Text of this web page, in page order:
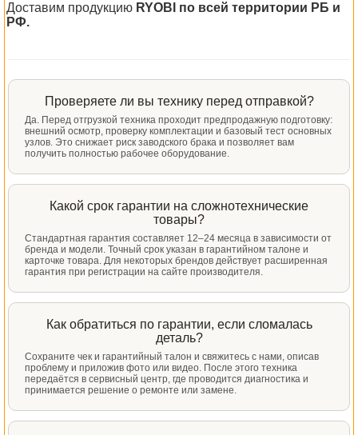
Доставим продукцию RYOBI по всей территории РБ и
РФ.
Проверяете ли вы технику перед отправкой?
Да. Перед отгрузкой техника проходит предпродажную подготовку:
внешний осмотр, проверку комплектации и базовый тест основных
узлов. Это снижает риск заводского брака и позволяет вам
получить полностью рабочее оборудование.
Какой срок гарантии на сложнотехнические
товары?
Стандартная гарантия составляет 12–24 месяца в зависимости от
бренда и модели. Точный срок указан в гарантийном талоне и
карточке товара. Для некоторых брендов действует расширенная
гарантия при регистрации на сайте производителя.
Как обратиться по гарантии, если сломалась
деталь?
Сохраните чек и гарантийный талон и свяжитесь с нами, описав
проблему и приложив фото или видео. После этого техника
передаётся в сервисный центр, где проводится диагностика и
принимается решение о ремонте или замене.